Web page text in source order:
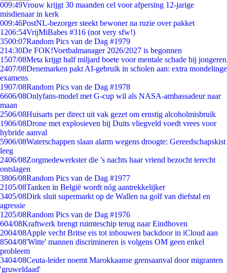
009:49Vrouw krijgt 30 maanden cel voor afpersing 12-jarige
misdienaar in kerk
009:46PostNL-bezorger steekt bewoner na ruzie over pakket
1206:54VrijMiBabes #316 (not very sfw!)
3500:07Random Pics van de Dag #1979
214:30De FOK!Voetbalmanager 2026/2027 is begonnen
1507/08Meta krijgt half miljard boete voor mentale schade bij jongeren
2407/08Denemarken pakt AI-gebruik in scholen aan: extra mondelinge
examens
1907/08Random Pics van de Dag #1978
6606/08Onlyfans-model met G-cup wil als NASA-ambassadeur naar
maan
2506/08Huisarts per direct uit vak gezet om ernstig alcoholmisbruik
1906/08Drone met explosieven bij Duits vliegveld voedt vrees voor
hybride aanval
5906/08Waterschappen slaan alarm wegens droogte: Gereedschapskist
leeg
2406/08Zorgmedewerkster die 's nachts haar vriend bezocht terecht
ontslagen
3806/08Random Pics van de Dag #1977
2105/08Tanken in België wordt nóg aantrekkelijker
3405/08Dirk sluit supermarkt op de Wallen na golf van diefstal en
agressie
1205/08Random Pics van de Dag #1976
604/08Kraftwerk brengt ruimteschip terug naar Eindhoven
2004/08Apple vecht Britse eis tot inbouwen backdoor in iCloud aan
8504/08'Witte' mannen discrimineren is volgens OM geen enkel
probleem
3404/08Ceuta-leider noemt Marokkaanse grensaanval door migranten
'gruweldaad'